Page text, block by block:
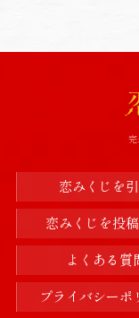
恋みくじを引
恋みくじを投
よくある質
プライバシーポ